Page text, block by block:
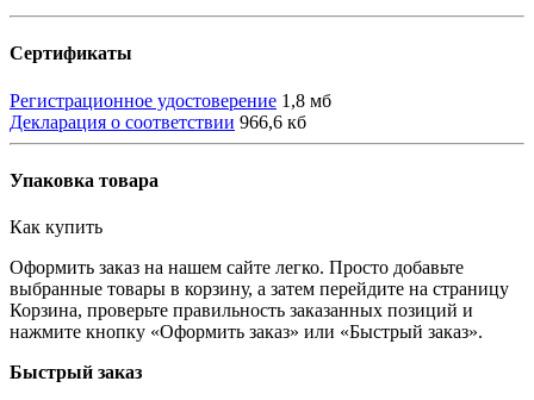
Сертификаты
Регистрационное удостоверение 1,8 мб
Декларация о соответствии 966,6 кб
Упаковка товара
Как купить
Оформить заказ на нашем сайте легко. Просто добавьте
выбранные товары в корзину, а затем перейдите на страницу
Корзина, проверьте правильность заказанных позиций и
нажмите кнопку «Оформить заказ» или «Быстрый заказ».
Быстрый заказ